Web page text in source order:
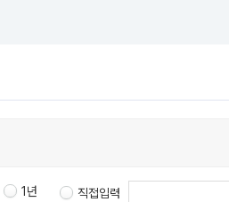
1년 직접입력